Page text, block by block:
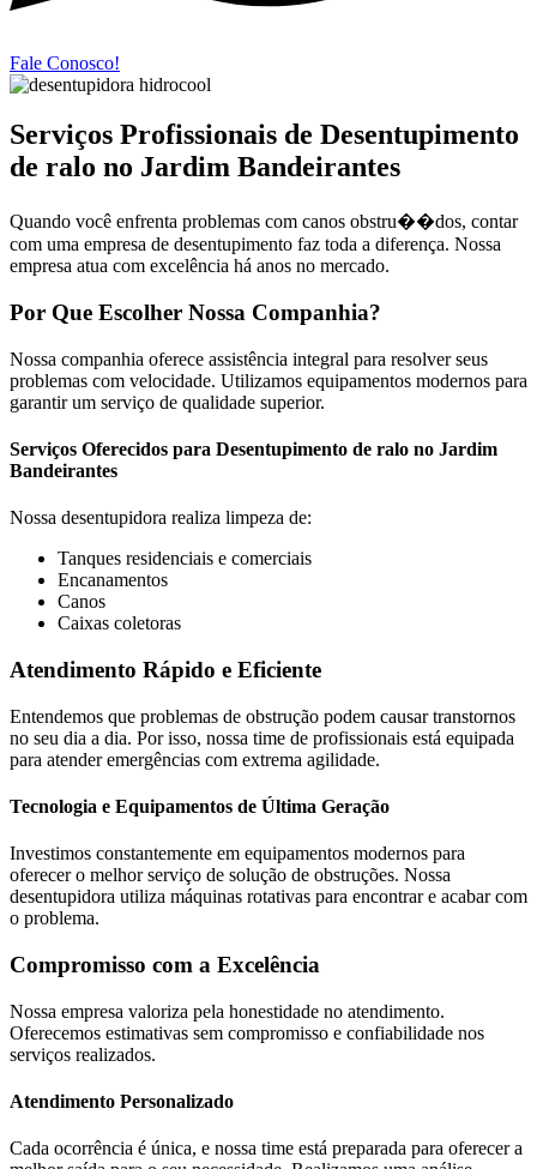
Fale Conosco!
Serviços Profissionais de Desentupimento
de ralo no Jardim Bandeirantes
Quando você enfrenta problemas com canos obstru��dos, contar
com uma empresa de desentupimento faz toda a diferença. Nossa
empresa atua com excelência há anos no mercado.
Por Que Escolher Nossa Companhia?
Nossa companhia oferece assistência integral para resolver seus
problemas com velocidade. Utilizamos equipamentos modernos para
garantir um serviço de qualidade superior.
Serviços Oferecidos para Desentupimento de ralo no Jardim
Bandeirantes
Nossa desentupidora realiza limpeza de:
Tanques residenciais e comerciais
Encanamentos
Canos
Caixas coletoras
Atendimento Rápido e Eficiente
Entendemos que problemas de obstrução podem causar transtornos
no seu dia a dia. Por isso, nossa time de profissionais está equipada
para atender emergências com extrema agilidade.
Tecnologia e Equipamentos de Última Geração
Investimos constantemente em equipamentos modernos para
oferecer o melhor serviço de solução de obstruções. Nossa
desentupidora utiliza máquinas rotativas para encontrar e acabar com
o problema.
Compromisso com a Excelência
Nossa empresa valoriza pela honestidade no atendimento.
Oferecemos estimativas sem compromisso e confiabilidade nos
serviços realizados.
Atendimento Personalizado
Cada ocorrência é única, e nossa time está preparada para oferecer a